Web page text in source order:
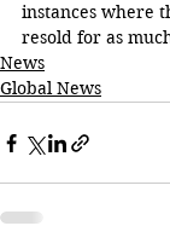
instances where
resold for as
News
Global News